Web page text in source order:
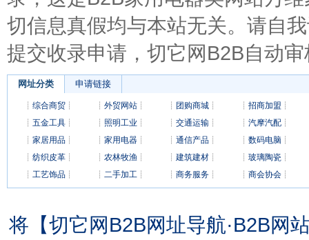
切信息真假均与本站无关。请自
提交收录申请，切它网B2B自动
网址分类 申请链接
┊ 综合商贸 ┊ ┊ 外贸网站 ┊ ┊ 团购商城 ┊ ┊ 招商加盟 ┊
┊ 五金工具 ┊ ┊ 照明工业 ┊ ┊ 交通运输 ┊ ┊ 汽摩汽配┊
┊ 家居用品 ┊ ┊ 家用电器 ┊ ┊ 通信产品 ┊ ┊ 数码电脑 ┊
┊ 纺织皮革 ┊ ┊ 农林牧渔 ┊ ┊ 建筑建材 ┊ ┊ 玻璃陶瓷┊
┊ 工艺饰品 ┊ ┊ 二手加工 ┊ ┊ 商务服务 ┊ ┊ 商会协会┊
将【切它网B2B网址导航·B2B网